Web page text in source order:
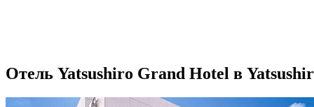
Отель Yatsushiro Grand Hotel в